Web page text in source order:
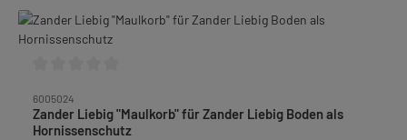
6005024
Zander Liebig "Maulkorb" für Zander Liebig Boden als
Hornissenschutz